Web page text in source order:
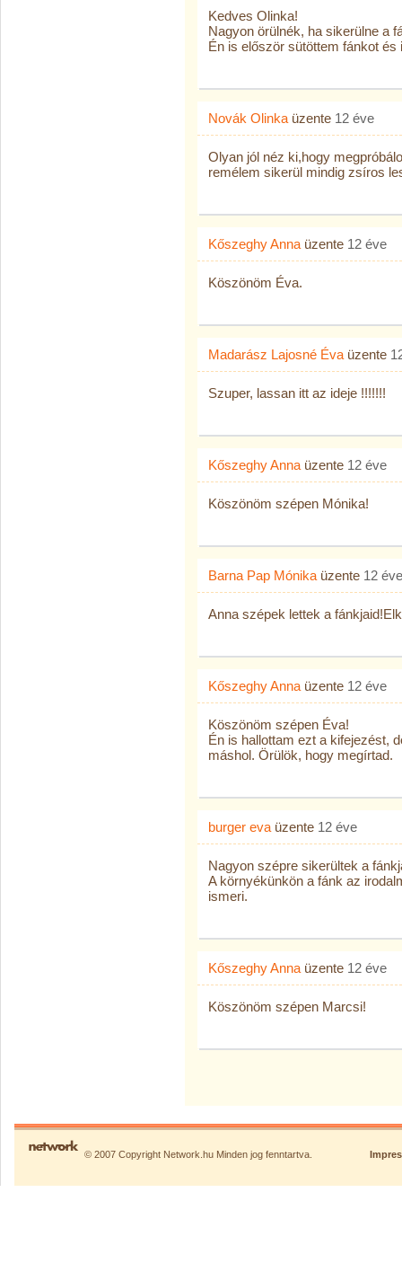
Kedves Olinka!
Nagyon örülnék, ha sikerülne a
Én is először sütöttem fánkot és
Novák Olinka üzente 12 éve
Olyan jól néz ki,hogy
remélem sikerül mindig zsíros
Kőszeghy Anna üzente 12 éve
Köszönöm Éva.
Madarász Lajosné Éva üzente
Szuper, lassan itt az ideje !!!!!!!
Kőszeghy Anna üzente 12 éve
Köszönöm szépen Mónika!
Barna Pap Mónika üzente 12 éve
Anna szépek lettek a
Kőszeghy Anna üzente 12 éve
Köszönöm szépen Éva!
Én is hallottam ezt a kifejezést,
máshol. Örülök, hogy megírtad.
burger eva üzente 12 éve
Nagyon szépre sikerültek a
A környékünkön a fánk az
ismeri.
Kőszeghy Anna üzente 12 éve
Köszönöm szépen Marcsi!
© 2007 Copyright Network.hu Minden jog fenntartva.